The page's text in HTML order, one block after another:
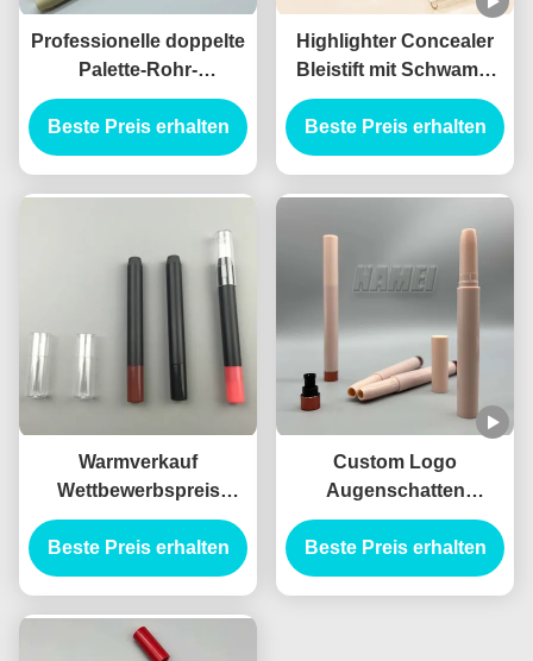
Professionelle doppelte
Palette-Rohr-
Augenschatten-Stick
Privatetikett mit
hochwertigem
Beste Preis erhalten
Highlighter Concealer
Bleistift mit Schwamm
Oem Concealer Stiftung
Stick Tube mit Pinsel
Beste Preis erhalten
Warmverkauf
Wettbewerbspreis
Leerer Schwarzer
Augenschatten
Bleistiftröhre
Lippenfolie Behälter
Beste Preis erhalten
Custom Logo
Augenschatten
Großhandel
Kosmetikbehälter
Augenschatten
Beste Preis erhalten